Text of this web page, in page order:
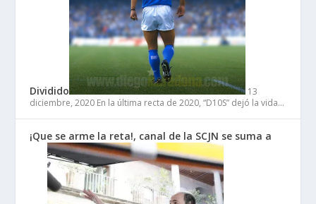
Dividido
13
diciembre, 2020 En la última recta de 2020, “D10S” dejó la vida…
¡Que se arme la reta!, canal de la SCJN se suma a